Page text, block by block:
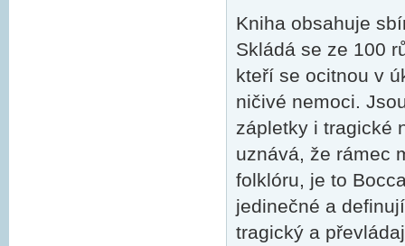
Kniha obsahuje
Skládá se ze 100
kteří se ocitnou v
ničivé nemoci.
zápletky i tragické
uznává, že rámec
folklóru, je to
jedinečné a
tragický a